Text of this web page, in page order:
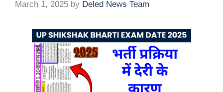
March 1, 2025 by Deled News Team